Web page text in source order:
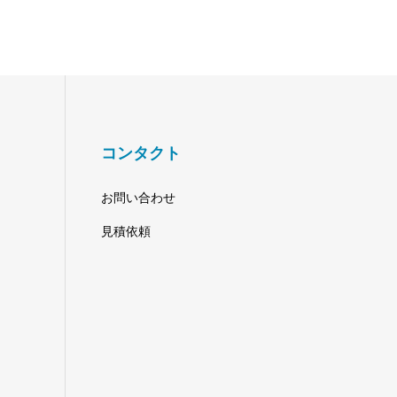
コンタクト
お問い合わせ
見積依頼